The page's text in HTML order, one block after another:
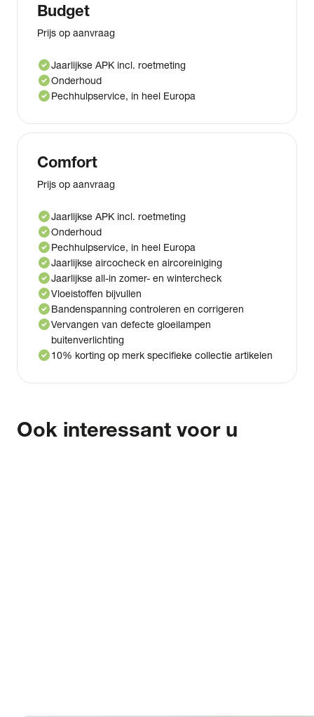
Budget
Prijs op aanvraag
check_circleJaarlijkse APK incl. roetmeting
check_circleOnderhoud
check_circlePechhulpservice, in heel Europa
Comfort
Prijs op aanvraag
check_circleJaarlijkse APK incl. roetmeting
check_circleOnderhoud
check_circlePechhulpservice, in heel Europa
check_circleJaarlijkse aircocheck en aircoreiniging
check_circleJaarlijkse all-in zomer- en wintercheck
check_circleVloeistoffen bijvullen
check_circleBandenspanning controleren en corrigeren
check_circleVervangen van defecte gloeilampen
buitenverlichting
check_circle10% korting op merk specifieke collectie artikelen
Ook interessant voor u